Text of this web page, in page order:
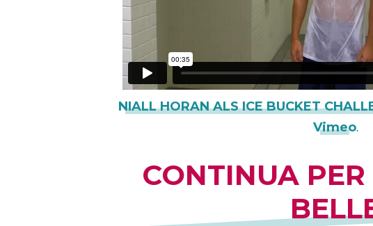
NIALL HORAN ALS ICE BUCKET
Vimeo.
CONTINUA PER